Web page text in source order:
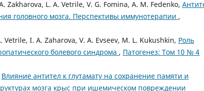
Zakharova, L. A. Vetrile, V. G. Fomina, A. M. Fedenko,
головного мозга. Перспективы иммунотерапии ,
I. A. Zaharova, V. A. Evseev, M. L. Kukushkin, Роль
болевого синдрома , Патогенез: Том 10 № 4
Влияние антител к глутамату на сохранение памяти и
мозга крыс при ишемическом повреждении